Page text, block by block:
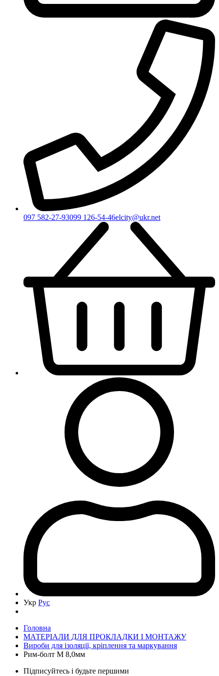
097 582-27-93099 126-54-46elcity@ukr.net
Укр Рус
Головна
МАТЕРІАЛИ ДЛЯ ПРОКЛАДКИ І МОНТАЖУ
Вироби для ізоляції, кріплення та маркування
Рим-болт М 8,0мм
Підписуйтесь і будьте першими